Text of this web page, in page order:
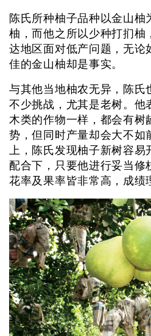
陈氏所种柚子品种以金山柚
柚，而他之所以少种打扪柚
达地区面对低产问题，无论
佳的金山柚却是事实。
与其他当地柚农无异，陈氏
不少挑战，尤其是老树。他
木类的作物一样，都会有树
势，但同时产量却会大不如
上，陈氏发现柚子新树容
配合下，只要他进行妥当修
花率及果率皆非常高，成